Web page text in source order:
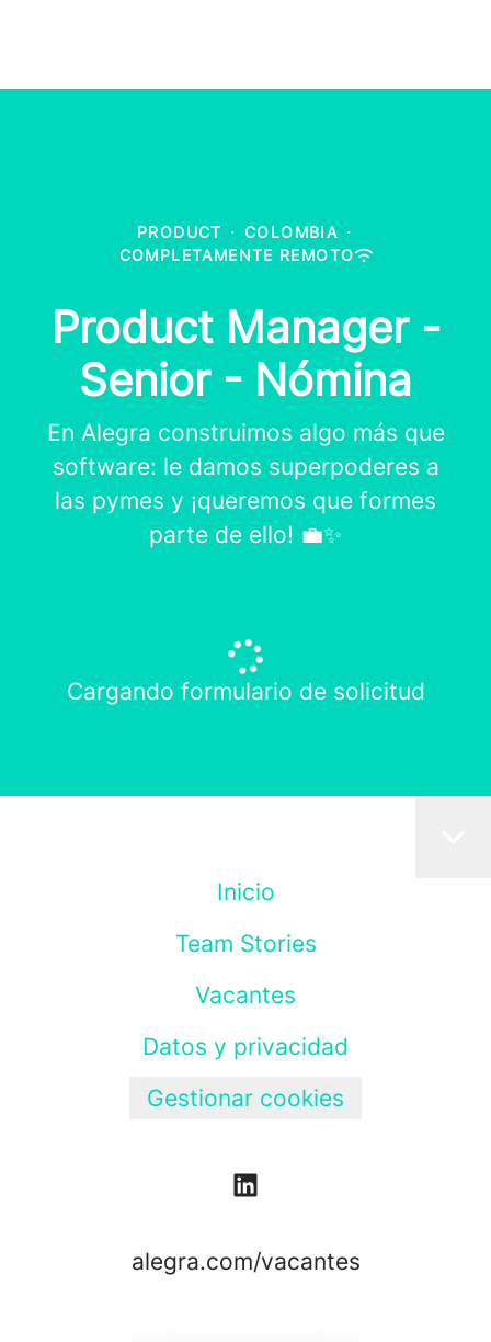
PRODUCT · COLOMBIA ·
COMPLETAMENTE REMOTO
Product Manager -
Senior - Nómina
En Alegra construimos algo más que
software: le damos superpoderes a
las pymes y ¡queremos que formes
parte de ello! 💼✨
Cargando formulario de solicitud
Inicio
Team Stories
Vacantes
Datos y privacidad
Gestionar cookies
alegra.com/vacantes